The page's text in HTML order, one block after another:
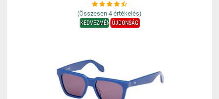
(Összesen 4 értékelés)
KEDVEZMÉNYÚJDONSÁG